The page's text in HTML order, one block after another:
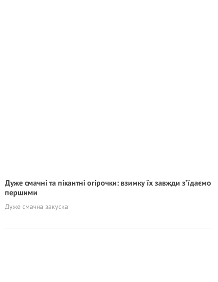
Дуже смачні та пікантні огірочки: взимку їх завжди з’їдаємо
першими
Дуже смачна закуска